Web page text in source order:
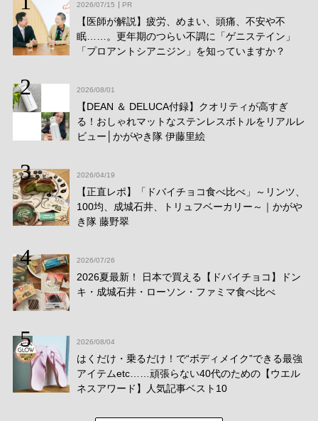
2026/07/15 PR
【医師が解説】疲労、めまい、頭痛、不安や不
眠……。更年期のつらい不調に「ゲニステイン」
「プロアントシアニジン」を知っていますか？
2026/08/01
【DEAN ＆ DELUCA付録】クオリティが高すぎ
る！おしゃれマットなステンレスボトルをリアルレ
ビュー│かがやき隊 伊藤里絵
2026/04/19
【正直レポ】「ドバイチョコ食べ比べ」～リンツ、
100均、成城石井、トリュフベーカリー～｜かがや
き隊 藤野翠
2026/07/26
2026夏最新！ 日本で買える【ドバイチョコ】ドン
キ・成城石井・ローソン・ファミマ食べ比べ
2026/08/04
はくだけ・乗るだけ！で“ボディメイク”できる最強
アイテムetc……頑張らない40代のための【ウエル
ネスアワード】人気記事ベスト10